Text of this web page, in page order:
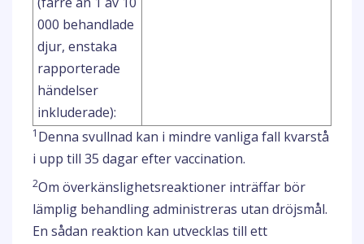
000 behandlade
djur, enstaka
rapporterade
händelser
inkluderade):
1 Denna svullnad kan i mindre vanliga fall kvarstå
i upp till 35 dagar efter vaccination.
2Om överkänslighetsreaktioner inträffar bör
lämplig behandling administreras utan dröjsmål.
En sådan reaktion kan utvecklas till ett